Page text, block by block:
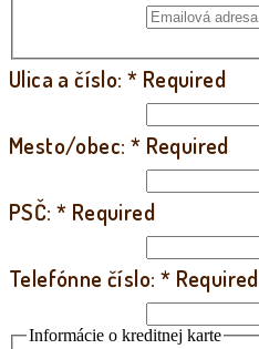
Ulica a číslo:* Required
Mesto/obec: * Required
PSČ: * Required
Telefónne číslo: * Required
Informácie o kreditnej karte